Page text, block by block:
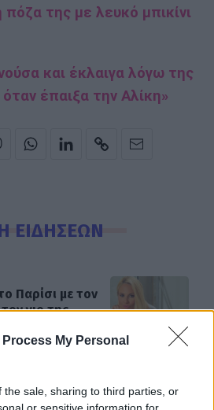
Process My Personal
the sale, sharing to third parties, or
της με λευκό μπικίνι
και έκλαιγα λόγω της
έπαιξα την Αλίκη»
ΕΙΔΗΣΕΩΝ
Παρίσι με τον
γιο της